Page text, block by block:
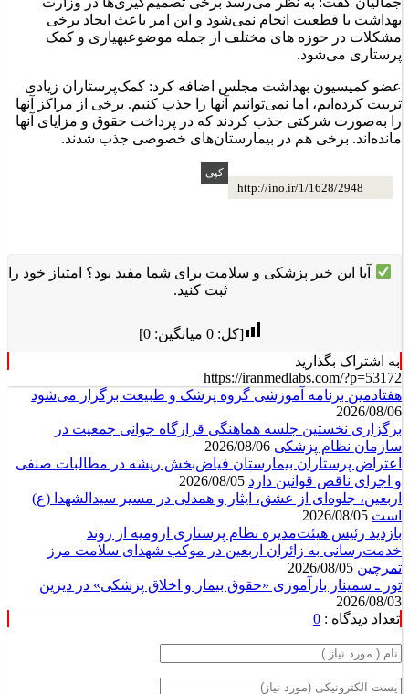
جمالیان گفت: به نظر می‌رسد برخی تصمیم‌گیری‌ها در وزارت
بهداشت با قطعیت انجام نمی‌شود و این امر باعث ایجاد برخی
مشکلات در حوزه های مختلف از جمله موضوعبهیاری و کمک
عضو کمیسیون بهداشت مجلس اضافه کرد: کمک‌پرستاران زیادی
تربیت کرده‌ایم، اما نمی‌توانیم آنها را جذب کنیم. برخی از مراکز آنها
را به‌صورت شرکتی جذب کردند که در پرداخت حقوق و مزایای آنها
آیا این خبر پزشکی و سلامت برای شما مفید بود؟ امتیاز خود را
به اشتراک بگذارید
https://iranmedlabs.com/?p=53172
هفتادمین برنامه آموزشی گروه پزشک و طبیعت برگزار می‌شود
2026/08/06
برگزاری نخستین جلسه هماهنگی قرارگاه جوانی جمعیت در
سازمان نظام پزشکی2026/08/06
اعتراض پرستاران بیمارستان فیاض‌بخش ریشه در مطالبات صنفی
و اجرای ناقص قوانین دارد 2026/08/05
اربعین، جلوه‌ای از عشق، ایثار و همدلی در مسیر سیدالشهدا (ع)
است2026/08/05
بازدید رئیس هیئت‌مدیره نظام پرستاری ارومیه از روند
خدمت‌رسانی به زائران اربعین در موکب شهدای سلامت مرز
تمرچین2026/08/05
تور ـ سمینار بازآموزی «حقوق بیمار و اخلاق پزشکی» در دیزین
2026/08/03